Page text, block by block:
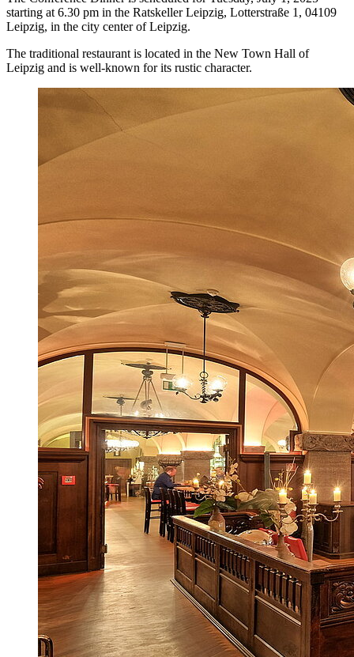
starting at 6.30 pm in the Ratskeller Leipzig, Lotterstraße 1, 04109
Leipzig, in the city center of Leipzig.
The traditional restaurant is located in the New Town Hall of
Leipzig and is well-known for its rustic character.